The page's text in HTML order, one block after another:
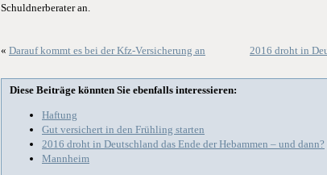
Schuldnerberater an.
« Darauf kommt es bei der Kfz-Versicherung an 2016 droht in
Diese Beiträge könnten Sie ebenfalls interessieren:
Haftung
Gut versichert in den Frühling starten
2016 droht in Deutschland das Ende der Hebammen – und dann?
Mannheim